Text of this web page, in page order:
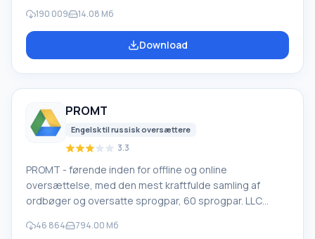
slettet uden om papirkurven, skjult af ondsindet
software, mistet på grund af softwarefejl, fuldstændig
tømning af papirkurven, formatering eller sletning af
190 009 14.08 Мб
Download
PROMT
Engelsk til russisk oversættere
3.3
PROMT - førende inden for offline og online
oversættelse, med den mest kraftfulde samling af
ordbøger og oversatte sprogpar, 60 sprogpar. LLC
oversættelsessystemer til private brugere og
46 864 794.00 Мб